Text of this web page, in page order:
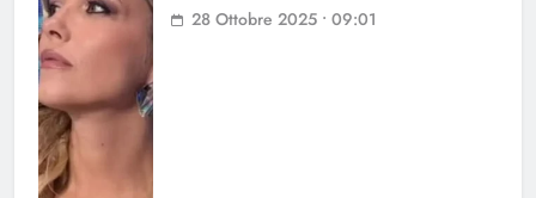
28 Ottobre 2025 • 09:01